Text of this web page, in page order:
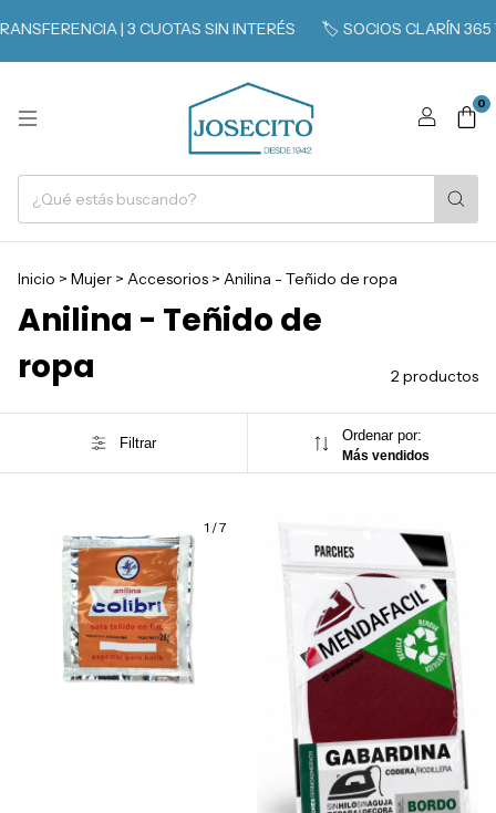
| 3 CUOTAS SIN INTERÉS 🏷️ SOCIOS CLARÍN 365
0
Inicio > Mujer > Accesorios > Anilina - Teñido de ropa
Anilina - Teñido de
ropa
2 productos
Filtrar Ordenar por:
Más vendidos
1 /7